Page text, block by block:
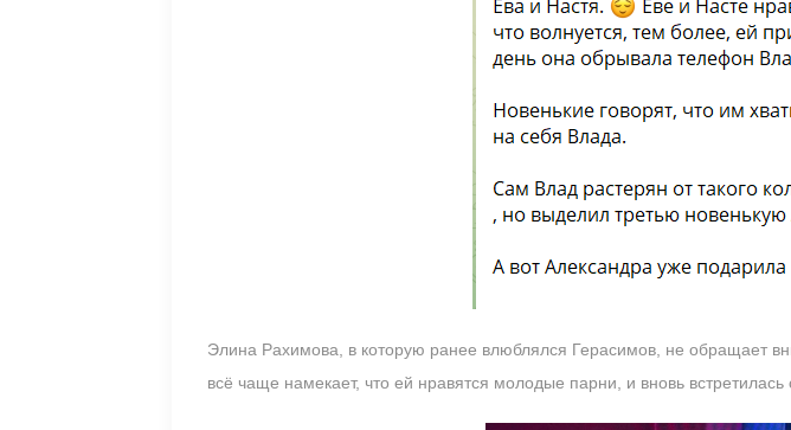
Элина Рахимова, в которую ранее влюблялся Герасимов, не обращает
всё чаще намекает, что ей нравятся молодые парни, и вновь